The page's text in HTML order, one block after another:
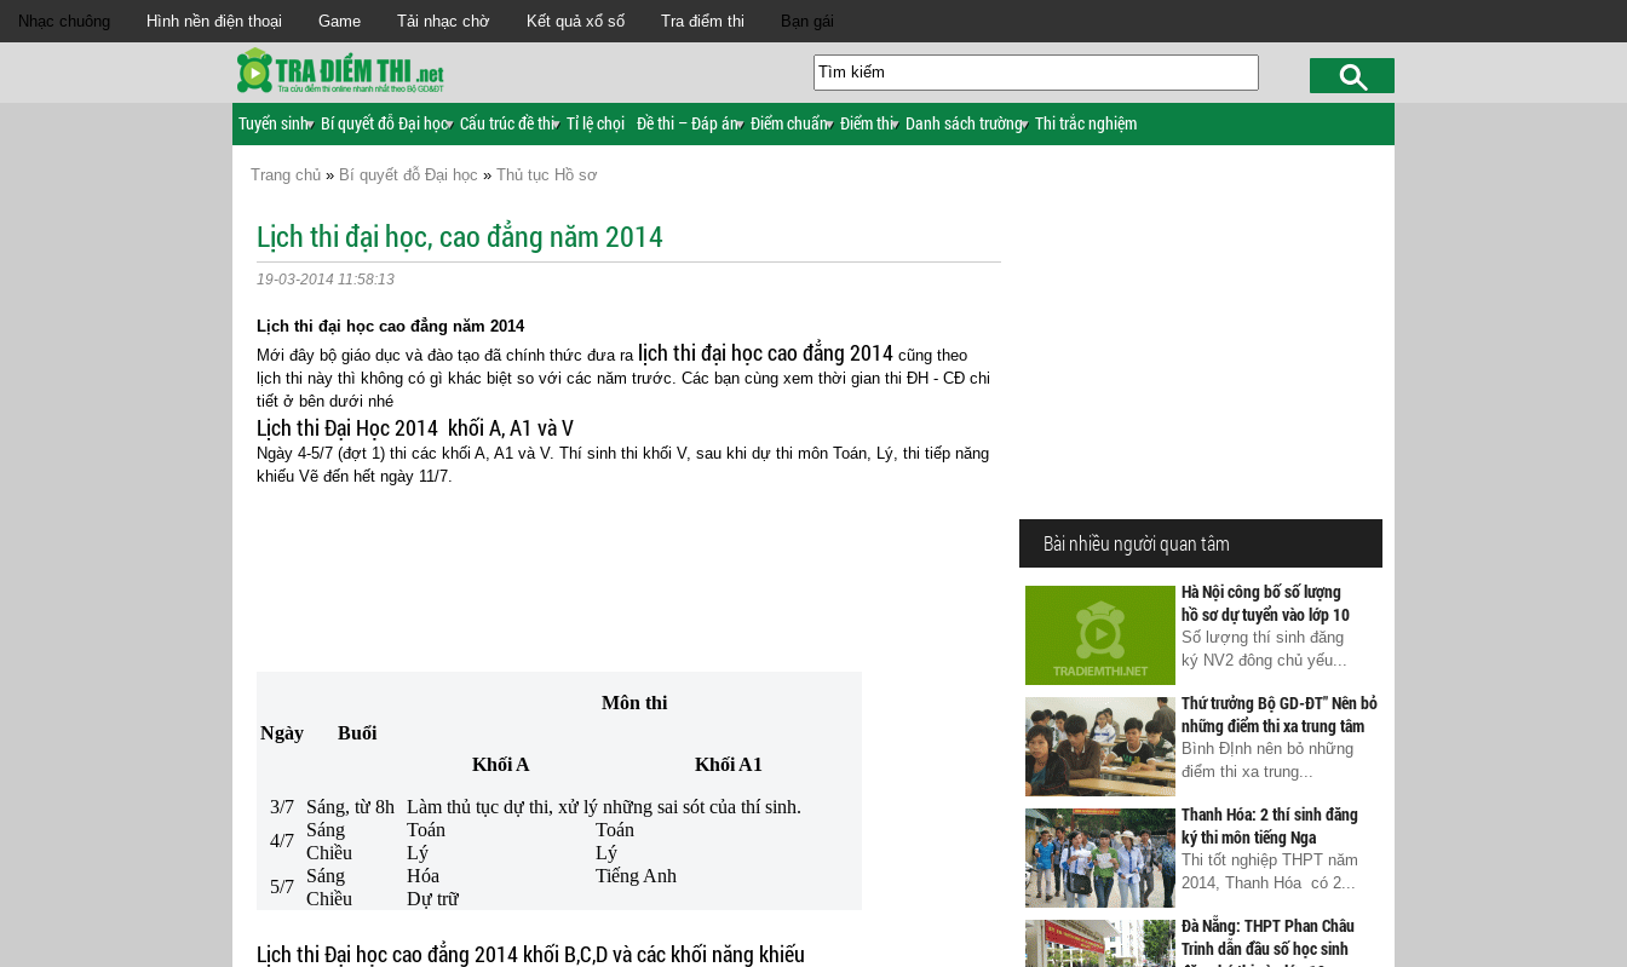
Nhạc chuông Hình nền điện thoại Game Tải nhạc chờ Kết quả xổ số Tra điểm thi Bạn gái
Tuyển sinh Bí quyết đỗ Đại học Cấu trúc đề thi Tỉ lệ chọi Đề thi – Đáp án Điểm chuẩn Điểm thi Danh sách trường Thi trắc nghiệm
Trang chủ » Bí quyết đỗ Đại học » Thủ tục Hồ sơ
Lịch thi đại học, cao đẳng năm 2014
19-03-2014 11:58:13
Lịch thi đại học cao đẳng năm 2014
Mới đây bộ giáo dục và đào tạo đã chính thức đưa ralịch thi đại học cao đẳng 2014 cũng theo
lịch thi này thì không có gì khác biệt so với các năm trước. Các bạn cùng xem thời gian thi ĐH - CĐ chi
tiết ở bên dưới nhé
Lịch thi Đại Học 2014 khối A, A1 và V
Ngày 4-5/7 (đợt 1) thi các khối A, A1 và V. Thí sinh thi khối V, sau khi dự thi môn Toán, Lý, thi tiếp năng
khiếu Vẽ đến hết ngày 11/7.
Ngày Buổi
Môn thi
Khối A Khối A1
3/7 Sáng, từ 8h
Làm thủ tục dự thi, xử lý những sai sót của thí sinh.
4/7
Sáng Toán
Toán
Chiều
Lý
Lý
5/7
Sáng Hóa
Tiếng Anh
Chiều
Dự trữ
Lịch thi Đại học cao đẳng 2014 khối B,C,D và các khối năng khiếu
Bài nhiều người quan tâm
Hà Nội công bố số lượng
hồ sơ dự tuyển vào lớp 10
Số lượng thí sinh đăng
ký NV2 đông chủ yếu...
Thứ trưởng Bộ GD-ĐT" Nên bỏ
những điểm thi xa trung tâm
Bình ĐỊnh nên bỏ những
điểm thi xa trung...
Thanh Hóa: 2 thí sinh đăng
ký thi môn tiếng Nga
Thi tốt nghiệp THPT năm
2014, Thanh Hóa có 2...
Đà Nẵng: THPT Phan Châu
Trinh dẫn đầu số học sinh